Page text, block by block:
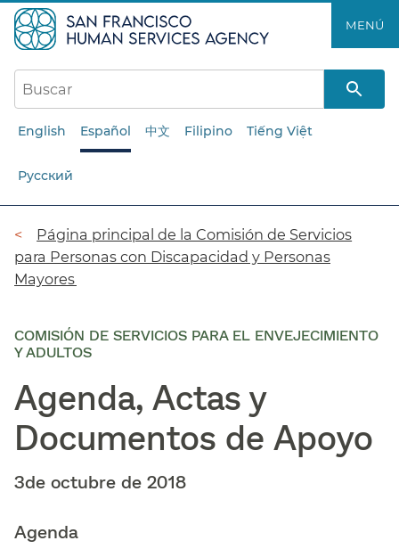
al
contenido
principal​​
MENÚ​​
English Español 中文 Filipino Tiếng Việt
Русский
Ruta
de
navegación​​
Página principal de la Comisión de Servicios
para Personas con Discapacidad y Personas
Mayores​​
COMISIÓN DE SERVICIOS PARA EL ENVEJECIMIENTO
Y ADULTOS
Agenda, Actas y
Documentos de Apoyo​​
3de octubre de 2018​​
Agenda​​